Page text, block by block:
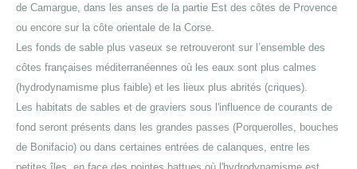
de Camargue, dans les anses de la partie Est des côtes de Provence
ou encore sur la côte orientale de la Corse.
Les fonds de sable plus vaseux se retrouveront sur l’ensemble des
côtes françaises méditerranéennes où les eaux sont plus calmes
(hydrodynamisme plus faible) et les lieux plus abrités (criques).
Les habitats de sables et de graviers sous l'influence de courants de
fond seront présents dans les grandes passes (Porquerolles, bouches
de Bonifacio) ou dans certaines entrées de calanques, entre les